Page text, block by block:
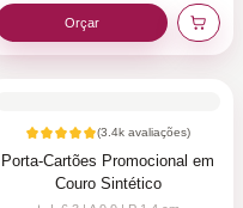
Orçar
(3.4k avaliações)
Porta-Cartões Promocional em
Couro Sintético